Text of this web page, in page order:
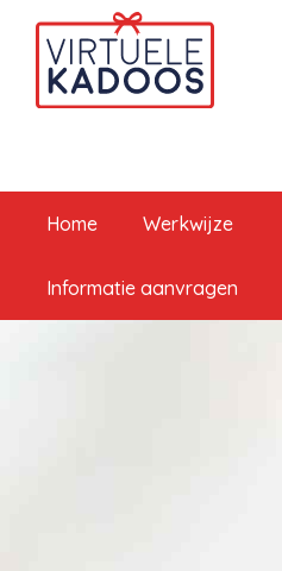
Home Werkwijze
Informatie aanvragen